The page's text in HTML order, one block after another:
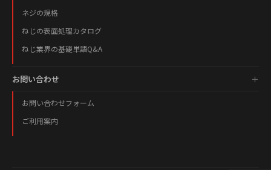
ネジの規格
ねじの表面処理カタログ
ねじ業界の基礎単語Q&A
お問い合わせ
お問い合わせフォーム
ご利用案内